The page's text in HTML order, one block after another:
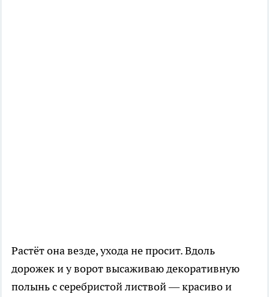
Растёт она везде, ухода не просит. Вдоль
дорожек и у ворот высаживаю декоративную
полынь с серебристой листвой — красиво и